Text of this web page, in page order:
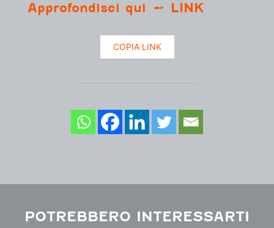
Approfondisci qui > LINK
COPIA LINK
POTREBBERO INTERESSARTI